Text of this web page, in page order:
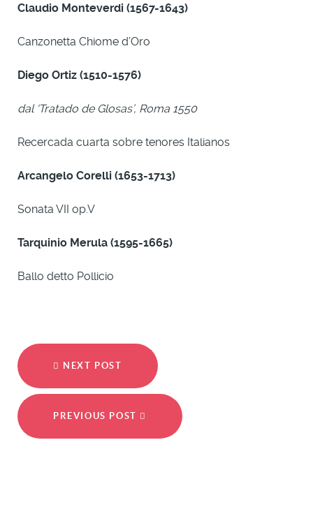
Claudio Monteverdi (1567-1643)
Canzonetta Chiome d’Oro
Diego Ortiz (1510-1576)
dal ‘Tratado de Glosas’, Roma 1550
Recercada cuarta sobre tenores Italianos
Arcangelo Corelli (1653-1713)
Sonata VII op.V
Tarquinio Merula (1595-1665)
Ballo detto Pollicio
NEXT POST
PREVIOUS POST